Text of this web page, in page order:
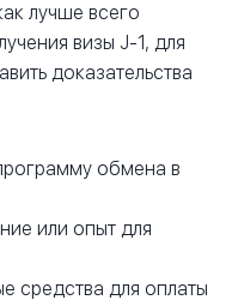
лучше всего
визы J-1, для
доказательства
обмена в
или опыт для
средства для оплаты